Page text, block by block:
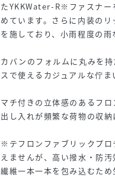
たYKKWater-R※ファスナー
めています。さらに内装の
を施しており、小雨程度の
カバンのフォルムに丸みを
スで使えるカジュアルな佇ま
マチ付きの立体感のあるフ
出し入れが頻繁な荷物の収納
※テフロンファブリックプロ
えませんが、高い撥水・防
繊維一本一本を包み込むた